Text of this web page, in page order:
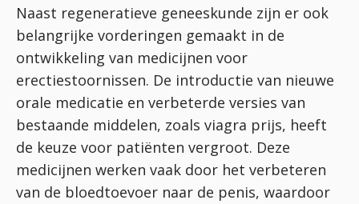
Naast regeneratieve geneeskunde zijn er ook
belangrijke vorderingen gemaakt in de
ontwikkeling van medicijnen voor
erectiestoornissen. De introductie van nieuwe
orale medicatie en verbeterde versies van
bestaande middelen, zoals viagra prijs, heeft
de keuze voor patiënten vergroot. Deze
medicijnen werken vaak door het verbeteren
van de bloedtoevoer naar de penis, waardoor